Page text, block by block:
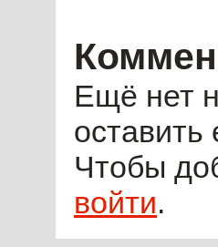
Ещё нет
оставить
Чтобы
войти.